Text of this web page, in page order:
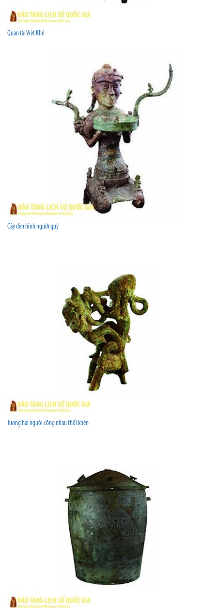
Quan tài Việt Khê
Cây đèn hình người quỳ
Tượng hai người cõng nhau thổi khèn